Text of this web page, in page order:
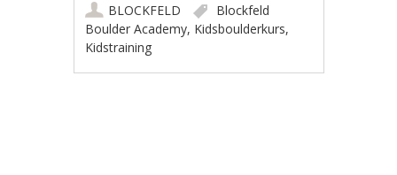
BLOCKFELD
Blockfeld
Boulder Academy, Kidsboulderkurs,
Kidstraining